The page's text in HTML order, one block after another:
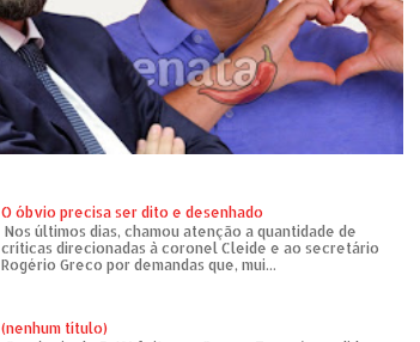
O óbvio precisa ser dito e desenhado
Nos últimos dias, chamou atenção a quantidade de
críticas direcionadas à coronel Cleide e ao secretário
Rogério Greco por demandas que, mui...
(nenhum título)